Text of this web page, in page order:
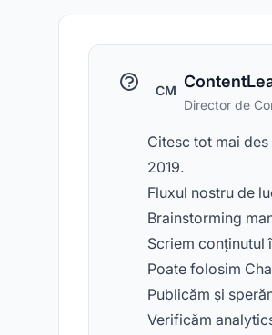
CM
Director de
Citesc tot mai
2019.
Fluxul nostru de
Brainstorming
Scriem conținutul
Poate folosim
Publicăm și
Verificăm